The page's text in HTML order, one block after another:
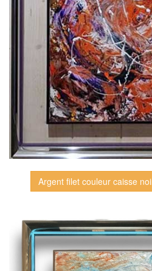
Argent filet couleur caisse